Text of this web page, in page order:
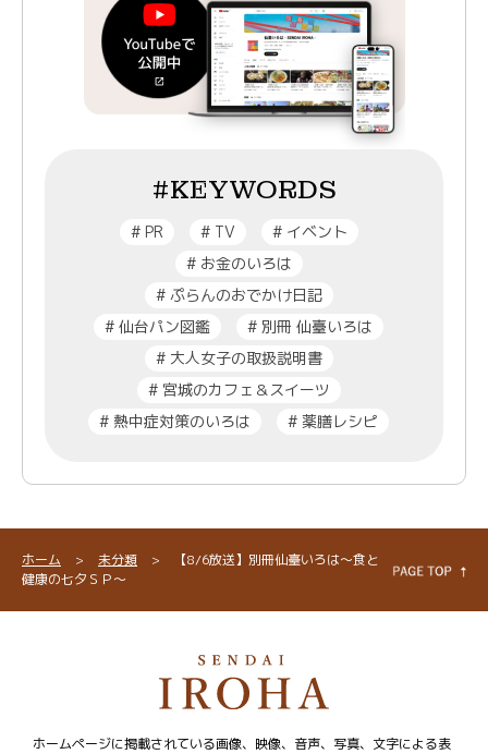
#KEYWORDS
#PR #TV #イベント
#お金のいろは
#ぷらんのおでかけ日記
# 仙台パン図鑑 # 別冊 仙臺いろは
#大人女子の取扱説明書
#宮城のカフェ＆スイーツ
# 熱中症対策のいろは # 薬膳レシピ
ホーム > 未分類 >
【8/6放送】別冊仙臺いろは～食と
健康の七夕ＳＰ～
ホームページに掲載されている画像、映像、音声、写真、文字による表